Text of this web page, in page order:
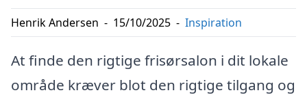
Henrik Andersen - 15/10/2025 - Inspiration
At finde den rigtige frisørsalon i dit lokale
område kræver blot den rigtige tilgang og